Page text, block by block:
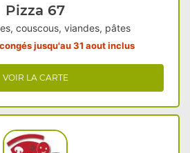
Pizza 67
couscous, viandes, pâtes
jusqu'au 31 aout inclus
VOIR LA CARTE